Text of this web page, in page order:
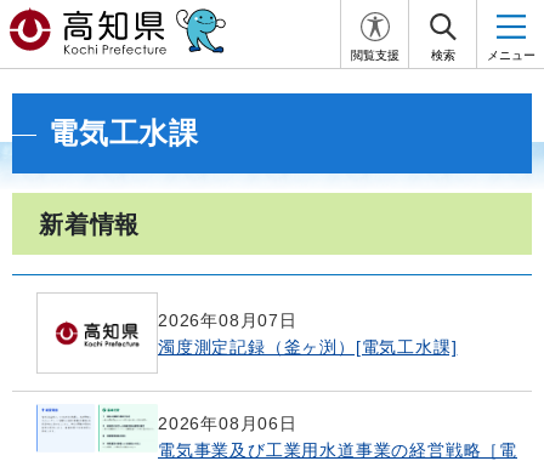
閲覧支援 検索 メニュー
電気工水課
新着情報
2026年08月07日
濁度測定記録（釜ヶ渕）[電気工水課]
2026年08月06日
電気事業及び工業用水道事業の経営戦略［電